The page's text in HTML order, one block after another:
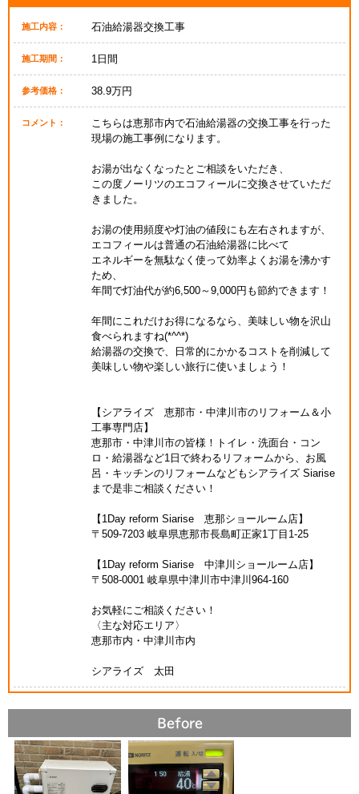
施工内容： 石油給湯器交換工事
施工期間： 1日間
参考価格： 38.9万円
コメント：
こちらは恵那市内で石油給湯器の交換工事を行った
現場の施工事例になります。
お湯が出なくなったとご相談をいただき、
この度ノーリツのエコフィールに交換させていただ
きました。
お湯の使用頻度や灯油の値段にも左右されますが、
エコフィールは普通の石油給湯器に比べて
エネルギーを無駄なく使って効率よくお湯を沸かす
ため、
年間で灯油代が約6,500～9,000円も節約できます！
年間にこれだけお得になるなら、美味しい物を沢山
食べられますね(*^^*)
給湯器の交換で、日常的にかかるコストを削減して
美味しい物や楽しい旅行に使いましょう！
【シアライズ 恵那市・中津川市のリフォーム＆小
工事専門店】
恵那市・中津川市の皆様！トイレ・洗面台・コン
ロ・給湯器など1日で終わるリフォームから、お風
呂・キッチンのリフォームなどもシアライズ Siarise
まで是非ご相談ください！
【1Day reform Siarise 恵那ショールーム店】
〒509-7203 岐阜県恵那市長島町正家1丁目1-25
【1Day reform Siarise 中津川ショールーム店】
〒508-0001 岐阜県中津川市中津川964-160
お気軽にご相談ください！
〈主な対応エリア〉
恵那市内・中津川市内
シアライズ 太田
Before